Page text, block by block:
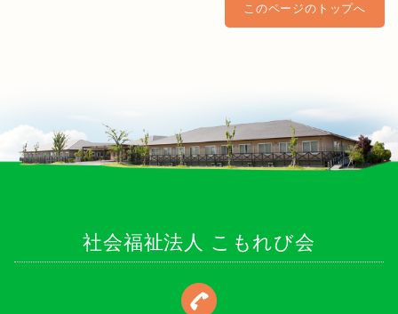
このページのトップへ
社会福祉法人 こもれび会